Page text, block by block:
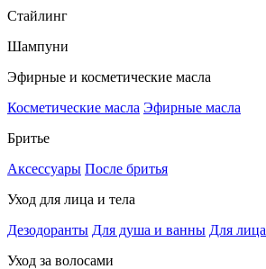
Стайлинг
Шампуни
Эфирные и косметические масла
Косметические масла Эфирные масла
Бритье
Аксессуары После бритья
Уход для лица и тела
Дезодоранты Для душа и ванны Для лица
Уход за волосами